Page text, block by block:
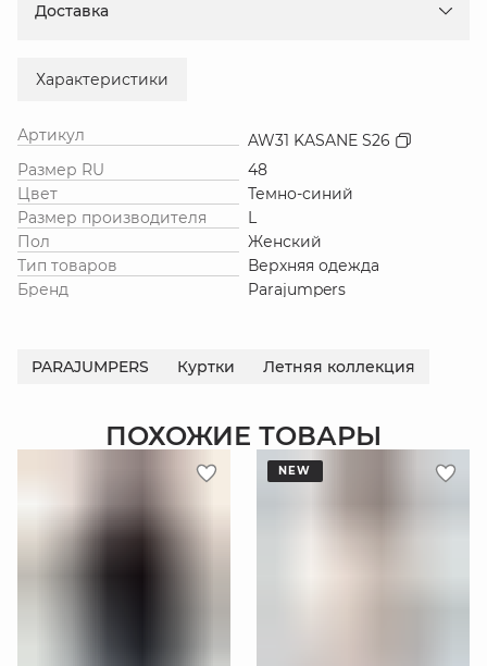
Доставка
Характеристики
Артикул
AW31 KASANE S26
Размер RU
48
Цвет
Темно-синий
Размер производителя
L
Пол
Женский
Тип товаров
Верхняя одежда
Бренд
Parajumpers
PARAJUMPERS Куртки Летняя коллекция
ПОХОЖИЕ ТОВАРЫ
NEW